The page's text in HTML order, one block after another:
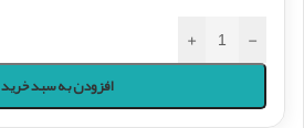
-
+
افزودن به سبد خرید